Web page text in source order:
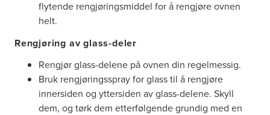
flytende rengjøringsmiddel for å rengjøre ovnen
helt.
Rengjøring av glass-deler
Rengjør glass-delene på ovnen din regelmessig.
Bruk rengjøringsspray for glass til å rengjøre
innersiden og yttersiden av glass-delene. Skyll
dem, og tørk dem etterfølgende grundig med en